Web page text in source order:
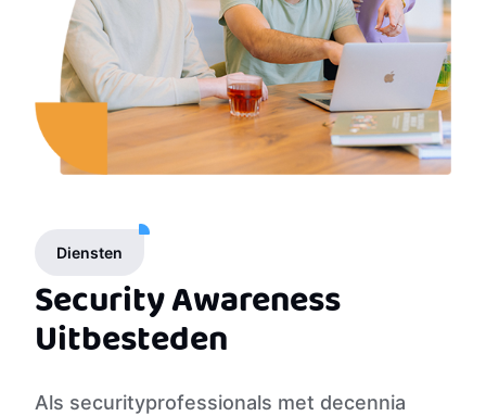
Diensten
Security Awareness
Uitbesteden
Als securityprofessionals met decennia